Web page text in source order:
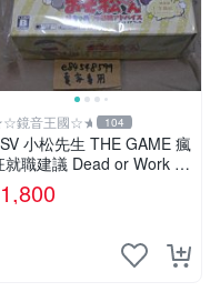
鏡音王國☆★ 104
小松先生 THE GAME 瘋
就職建議 Dead or Work 特
裝版 限定版 日版 日文版 阿
十四松
1,800